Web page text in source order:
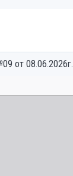
от 08.06.2026г.